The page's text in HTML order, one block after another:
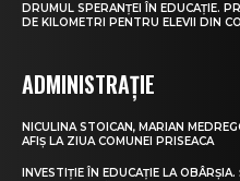
DRUMUL SPERANȚEI ÎN EDUCAȚIE.
DE KILOMETRI PENTRU ELEVII DIN
ADMINISTRAȚIE
NICULINA STOICAN, MARIAN
AFIȘ LA ZIUA COMUNEI PRISEACA
INVESTIȚIE ÎN EDUCAȚIE LA